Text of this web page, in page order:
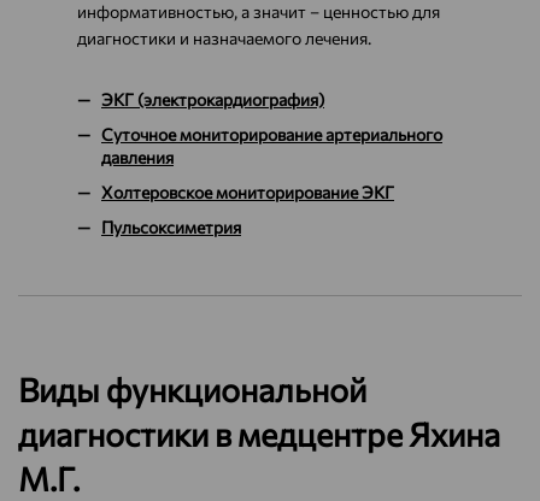
информативностью, а значит – ценностью для
диагностики и назначаемого лечения.
ЭКГ (электрокардиография)
Суточное мониторирование артериального
давления
Холтеровское мониторирование ЭКГ
Пульсоксиметрия
Виды функциональной
диагностики в медцентре Яхина
М.Г.